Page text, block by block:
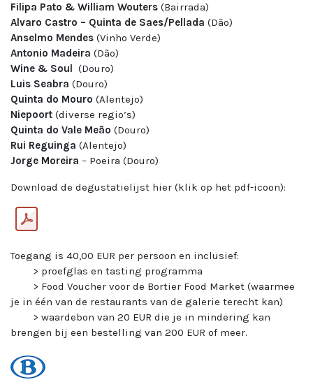
Filipa Pato & William Wouters (Bairrada)
Alvaro Castro – Quinta de Saes/Pellada (Dão)
Anselmo Mendes (Vinho Verde)
Antonio Madeira (Dão)
Wine & Soul (Douro)
Luis Seabra (Douro)
Quinta do Mouro (Alentejo)
Niepoort (diverse regio’s)
Quinta do Vale Meão (Douro)
Rui Reguinga (Alentejo)
Jorge Moreira – Poeira (Douro)
Download de degustatielijst hier (klik op het pdf-icoon):
Toegang is 40,00 EUR per persoon en inclusief:
> proefglas en tasting programma
> Food Voucher voor de Bortier Food Market (waarmee
je in één van de restaurants van de galerie terecht kan)
> waardebon van 20 EUR die je in mindering kan
brengen bij een bestelling van 200 EUR of meer.